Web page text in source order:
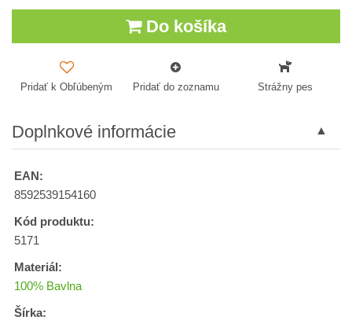
Do košíka
Pridať k Obľúbeným Pridať do zoznamu Strážny pes
Doplnkové informácie
EAN:
8592539154160
Kód produktu:
5171
Materiál:
100% Bavlna
Šírka: